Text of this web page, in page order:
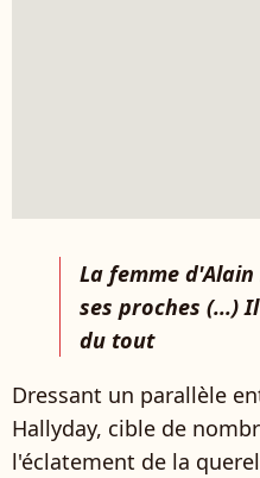
La femme
ses proches (...)
du tout
Dressant un parallèle
Hallyday, cible de
l'éclatement de la